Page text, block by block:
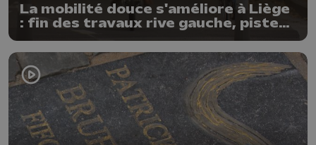
La mobilité douce s'améliore à Liège
: fin des travaux rive gauche, pistes
cyclo-piétonnes Avroy et
Guillemins...